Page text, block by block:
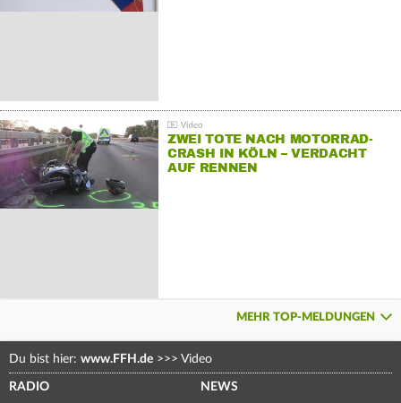
ZWEI TOTE NACH MOTORRAD-
CRASH IN KÖLN – VERDACHT
AUF RENNEN
MEHR TOP-MELDUNGEN
Du bist hier: www.FFH.de >>> Video
RADIO NEWS